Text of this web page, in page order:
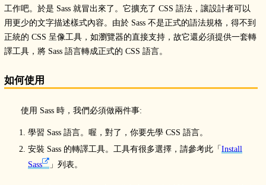
工作吧。於是 Sass 就冒出來了。它擴充了 CSS 語法，讓設計者可以
用更少的文字描述樣式內容。由於 Sass 不是正式的語法規格，得不到
正統的 CSS 呈像工具，如瀏覽器的直接支持，故它還必須提供一套轉
譯工具，將 Sass 語言轉成正式的 CSS 語言。
如何使用
使用 Sass 時，我們必須做兩件事:
學習 Sass 語言。喔，對了，你要先學 CSS 語言。
安裝 Sass 的轉譯工具。工具有很多選擇，請參考此「 Install
Sass
」列表。